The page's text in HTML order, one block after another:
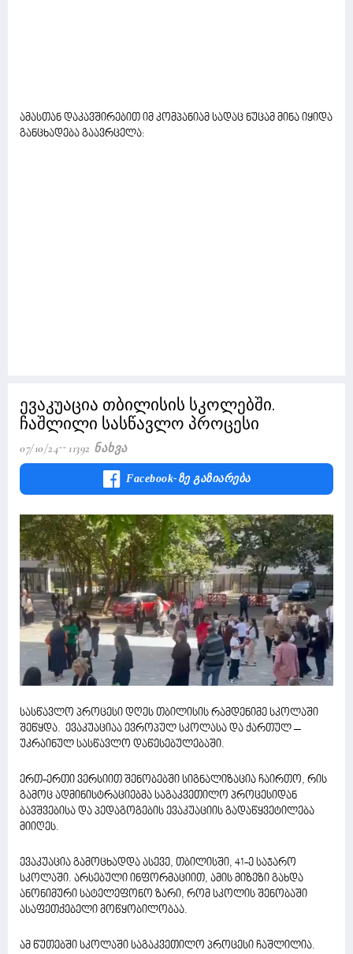
ამასთან დაკავშირებით იმ კომპანიამ სადაც ნუცამ მინა იყიდა
განცხადება გაავრცელა:
ევაკუაცია თბილისის სკოლებში.
ჩაშლილი სასწავლო პროცესი
07/10/24 11392 Ნახვა
Facebook-Ზე Გაზიარება
სასწავლო პროცესი დღეს თბილისის რამდენიმე სკოლაში
შეწყდა. ევაკუაციაა ევროპულ სკოლასა და ქართულ –
უკრაინულ სასწავლო დაწესებულებაში.
ერთ-ერთი ვერსიით შენობებში სიგნალიზაცია ჩაირთო, რის
გამოც ადმინისტრაციებმა საგაკვეთილო პროცესიდან
ბავშვებისა და პედაგოგების ევაკუაციის გადაწყვეტილება
მიიღეს.
ევაკუაცია გამოცხადდა ასევე, თბილისში, 41-ე საჯარო
სკოლაში. არსებული ინფორმაციით, ამის მიზეზი გახდა
ანონიმური სატელეფონო ზარი, რომ სკოლის შენობაში
ასაფეთქებელი მოწყობილობაა.
ამ წუთებში სკოლაში საგაკვეთილო პროცესი ჩაშლილია.